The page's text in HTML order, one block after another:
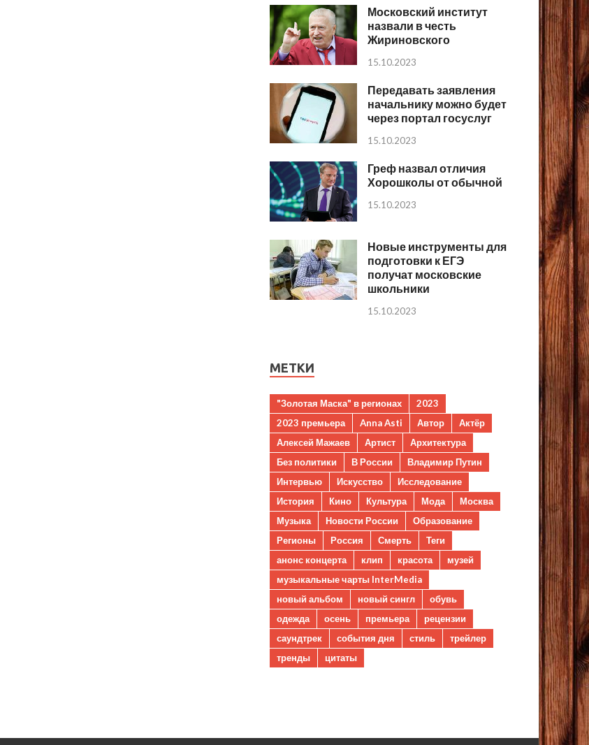
Московский институт
назвали в честь
Жириновского
15.10.2023
Передавать заявления
начальнику можно будет
через портал госуслуг
15.10.2023
Греф назвал отличия
Хорошколы от обычной
15.10.2023
Новые инструменты для
подготовки к ЕГЭ
получат московские
школьники
15.10.2023
МЕТКИ
"Золотая Маска" в регионах
2023
2023 премьера
Anna Asti Автор
Актёр
Алексей Мажаев
Артист
Архитектура
Без политики
В России
Владимир Путин
Интервью
Искусство
Исследование
История
Кино Культура Мода
Москва
Музыка
Новости России
Образование
Регионы
Россия Смерть
Теги
анонс концерта
клип красота
музей
музыкальные чарты InterMedia
новый альбом
новый сингл
обувь
одежда
осень премьера
рецензии
саундтрек
события дня стиль
трейлер
тренды
цитаты